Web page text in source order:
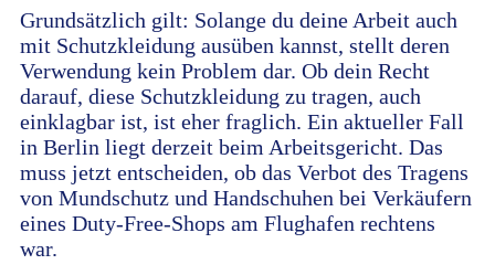
Grundsätzlich gilt: Solange du deine Arbeit auch
mit Schutzkleidung ausüben kannst, stellt deren
Verwendung kein Problem dar. Ob dein Recht
darauf, diese Schutzkleidung zu tragen, auch
einklagbar ist, ist eher fraglich. Ein aktueller Fall
in Berlin liegt derzeit beim Arbeitsgericht. Das
muss jetzt entscheiden, ob das Verbot des Tragens
von Mundschutz und Handschuhen bei Verkäufern
eines Duty-Free-Shops am Flughafen rechtens
war.